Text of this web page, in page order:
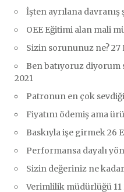
İşten ayrılana davranış
OEE Eğitimi alan mali
Sizin sorununuz ne?27
Ben batıyoruz diyorum
2021
Patronun en çok
Fiyatını ödemiş ama
Baskıyla işe girmek26
Performansa dayalı
Sizin değeriniz ne
Verimlilik müdürlüğü